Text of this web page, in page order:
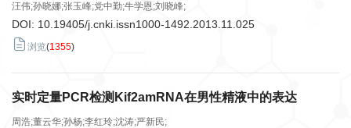
汪伟;孙晓娜;张玉峰;党中勤;牛学恩;刘晓峰;
DOI: 10.19405/j.cnki.issn1000-1492.2013.11.025
浏览(1355)
实时定量PCR检测Kif2amRNA在男性精液中的表达
周浩;董云华;孙杨;李红玲;沈涛;严新民;